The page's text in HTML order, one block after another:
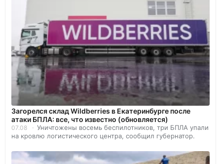
Загорелся склад Wildberries в Екатеринбурге после
атаки БПЛА: все, что известно (обновляется)
07.08
Уничтожены восемь беспилотников, три БПЛА упали
на кровлю логистического центра, сообщил губернатор.